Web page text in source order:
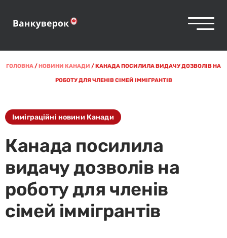
ГОЛОВНА/НОВИНИ КАНАДИ /КАНАДА ПОСИЛИЛА ВИДАЧУ ДОЗВОЛІВ НА
РОБОТУ ДЛЯ ЧЛЕНІВ СІМЕЙ ІММІГРАНТІВ
Імміграційні новини Канади
Канада посилила
видачу дозволів на
роботу для членів
сімей іммігрантів